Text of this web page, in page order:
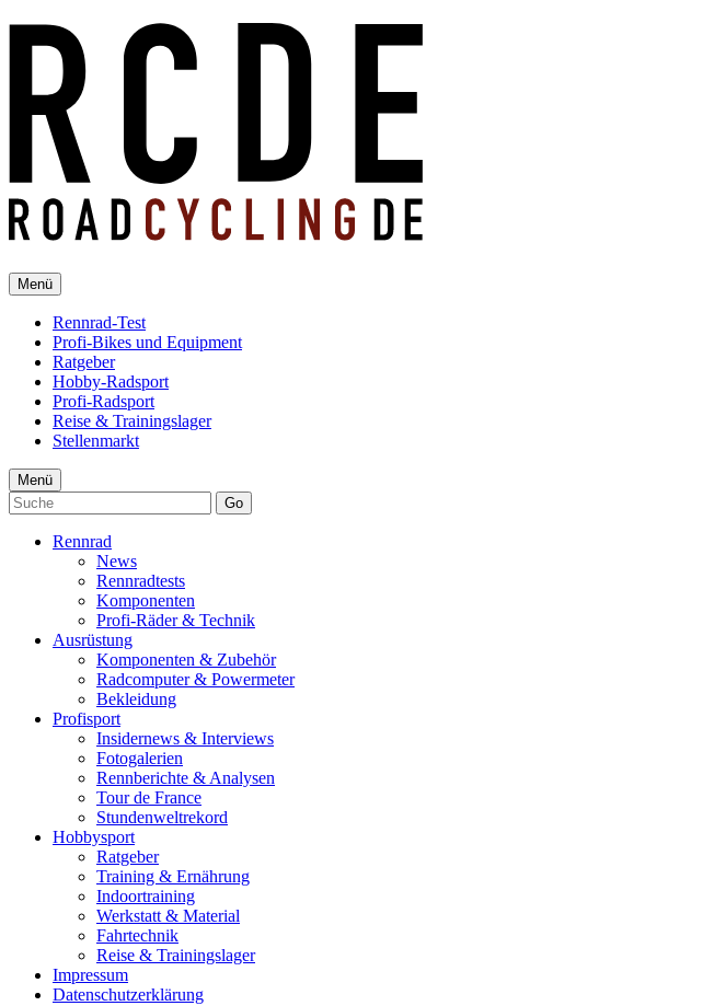
Menü
Rennrad-Test
Profi-Bikes und Equipment
Ratgeber
Hobby-Radsport
Profi-Radsport
Reise & Trainingslager
Stellenmarkt
Menü
Go
Rennrad
News
Rennradtests
Komponenten
Profi-Räder & Technik
Ausrüstung
Komponenten & Zubehör
Radcomputer & Powermeter
Bekleidung
Profisport
Insidernews & Interviews
Fotogalerien
Rennberichte & Analysen
Tour de France
Stundenweltrekord
Hobbysport
Ratgeber
Training & Ernährung
Indoortraining
Werkstatt & Material
Fahrtechnik
Reise & Trainingslager
Impressum
Datenschutzerklärung